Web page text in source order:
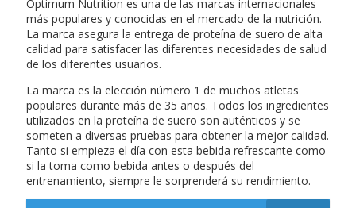
Optimum Nutrition es una de las marcas internacionales
más populares y conocidas en el mercado de la nutrición.
La marca asegura la entrega de proteína de suero de alta
calidad para satisfacer las diferentes necesidades de salud
de los diferentes usuarios.
La marca es la elección número 1 de muchos atletas
populares durante más de 35 años. Todos los ingredientes
utilizados en la proteína de suero son auténticos y se
someten a diversas pruebas para obtener la mejor calidad.
Tanto si empieza el día con esta bebida refrescante como
si la toma como bebida antes o después del
entrenamiento, siempre le sorprenderá su rendimiento.